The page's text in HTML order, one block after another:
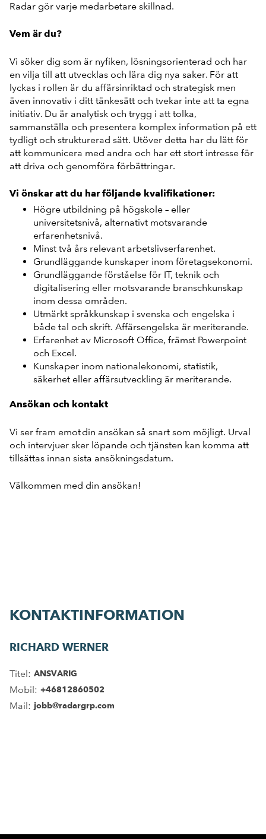
Radar gör varje medarbetare skillnad.
Vem är du?
Vi söker dig som är nyfiken, lösningsorienterad och har
en vilja till att utvecklas och lära dig nya saker. För att
lyckas i rollen är du affärsinriktad och strategisk men
även innovativ i ditt tänkesätt och tvekar inte att ta egna
initiativ. Du är analytisk och trygg i att tolka,
sammanställa och presentera komplex information på ett
tydligt och strukturerad sätt. Utöver detta har du lätt för
att kommunicera med andra och har ett stort intresse för
att driva och genomföra förbättringar.
Vi önskar att du har följande kvalifikationer:
Högre utbildning på högskole – eller
universitetsnivå, alternativt motsvarande
erfarenhetsnivå.
Minst två års relevant arbetslivserfarenhet.
Grundläggande kunskaper inom företagsekonomi.
Grundläggande förståelse för IT, teknik och
digitalisering eller motsvarande branschkunskap
inom dessa områden.
Utmärkt språkkunskap i svenska och engelska i
både tal och skrift. Affärsengelska är meriterande.
Erfarenhet av Microsoft Office, främst Powerpoint
och Excel.
Kunskaper inom nationalekonomi, statistik,
säkerhet eller affärsutveckling är meriterande.
Ansökan och kontakt
Vi ser fram emot din ansökan så snart som möjligt. Urval
och intervjuer sker löpande och tjänsten kan komma att
tillsättas innan sista ansökningsdatum.
Välkommen med din ansökan!
KONTAKTINFORMATION
RICHARD WERNER
Titel: ANSVARIG
Mobil: +46812860502
Mail: jobb@radargrp.com